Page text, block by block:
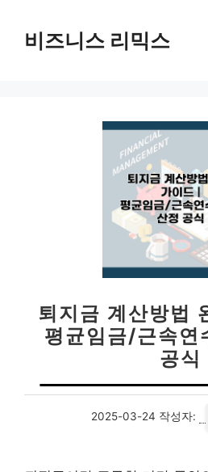
비즈니스 리믹스
퇴지금 계산방법
평균임금/근속연
공식
2025-03-24 작성자: